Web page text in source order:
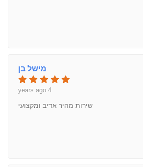
מישל בן
4 years ago
שירות מהיר אדיב ומקצועי